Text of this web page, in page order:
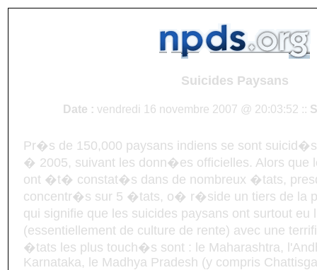
Suicides Paysans
Date : vendredi 16 novembre 2007 @ 20:03:52 ::
Pr�s de 150,000 paysans indiens se sont
� 2005, suivant les donn�es officielles. Alors que
ont �t� constat�s dans de nombreux �tats,
concentr�s sur 5 �tats, o� r�side un tiers de la
qui signifie que les suicides paysans ont surtout
(essentiellement de culture de rente) avec une
�tats les plus touch�s sont : le Maharashtra,
Karnataka, le Madhya Pradesh (y compris